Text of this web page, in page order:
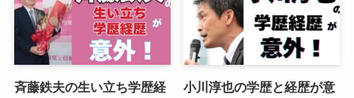
斉藤鉄夫の生い立ち学歴経
小川淳也の学歴と経歴が意